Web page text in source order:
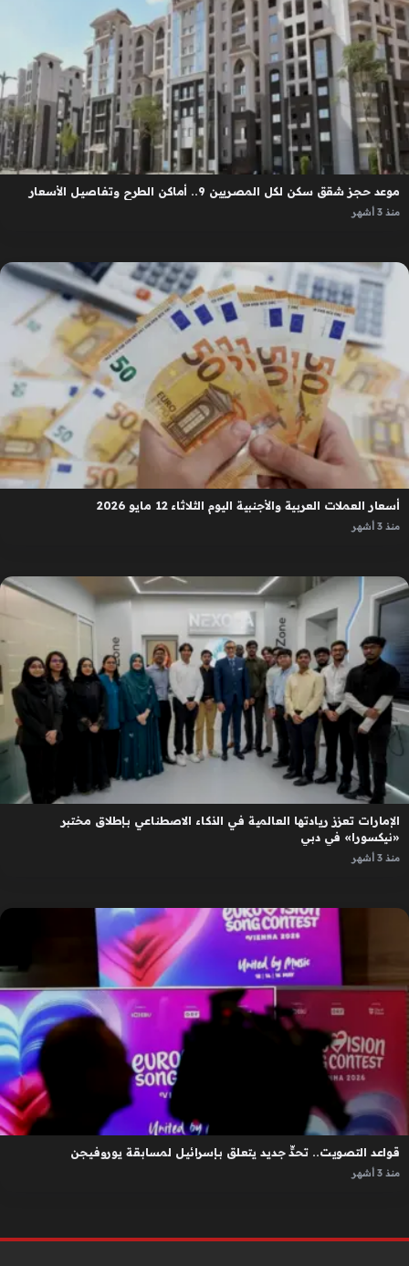
موعد حجز شقق سكن لكل المصريين 9.. أماكن الطرح وتفاصيل الأسعار
منذ 3 أشهر
أسعار العملات العربية والأجنبية اليوم الثلاثاء 12 مايو 2026
منذ 3 أشهر
الإمارات تعزز ريادتها العالمية في الذكاء الاصطناعي بإطلاق مختبر
«نيكسورا» في دبي
منذ 3 أشهر
قواعد التصويت.. تحدٍّ جديد يتعلق بإسرائيل لمسابقة يوروفيجن
منذ 3 أشهر